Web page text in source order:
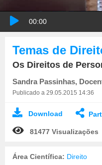
00:00
Os Direitos de
Publicado a 29.05.2015 14:36
Download
81477 Visualizações
Área Científica: Direito